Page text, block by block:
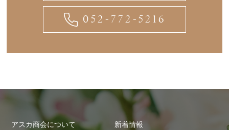
052-772-5216
アスカ商会について 新着情報